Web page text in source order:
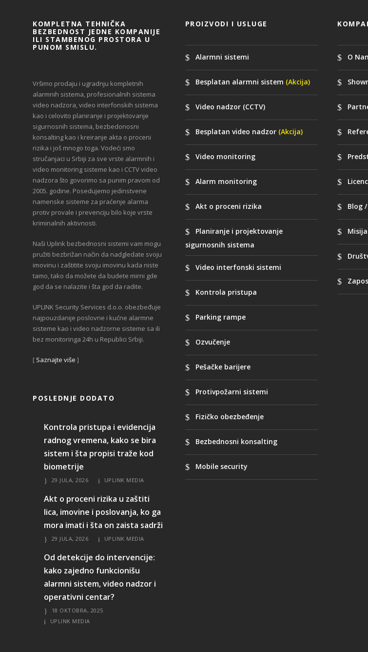
KOMPLETNA TEHNIČKA
BEZBEDNOST JEDNE KOMPANIJE
ILI STAMBENOG PROSTORA U
PUNOM SMISLU.
Vršimo prodaju i ugradnju kompletnih
alarmnih sistema, profesionalnih sistema
video nadzora, video interfonskih sistema
kao i celovito planiranje i projektovanje
sigurnosnih sistema, bezbedonosni
konsalting kao i kreiranje akta o proceni
rizika i još mnogo toga. Vodeći smo
stručanjaci u Srbiji za sve vrste alarmnih i
video monitoring sisteme kao i CCTV video
nadzora što govorimo sa punim pravom od
2005. godine. Posedujemo jedinstvene
namenske sisteme za praćenje alarma
protiv provale i prevenciju bilo koje vrste
kriminalnih aktivnosti.
Naši Uplink bezbednosni sistemi vam mogu
pružiti bezbrižan način da nadgledate svoju
imovinu i zaštitite svoju imovinu kada niste
tamo, tako da možete da budete mirni gde
god da se nalazite i šta god da radite.
UPLINK Security Services d.o.o. obezbeđuje
najpouzdanije poslovne i kućne alarmne
sisteme kao i video nadzorne sisteme sa ili
bez monitoringa 24h u Republici Srbiji.
[ Saznajte više ]
POSLEDNJE DODATO
Kontrola pristupa i evidencija
radnog vremena, kako se bira
sistem i šta propisi traže kod
biometrije
29 JULA, 2026 UPLINK MEDIA
Akt o proceni rizika u zaštiti
lica, imovine i poslovanja, ko ga
mora imati i šta on zaista sadrži
29 JULA, 2026 UPLINK MEDIA
Od detekcije do intervencije:
kako zajedno funkcionišu
alarmni sistem, video nadzor i
operativni centar?
18 OKTOBRA, 2025
UPLINK MEDIA
PROIZVODI I USLUGE
Alarmni sistemi
Besplatan alarmni sistem (Akcija)
Video nadzor (CCTV)
Besplatan video nadzor (Akcija)
Video monitoring
Alarm monitoring
Akt o proceni rizika
Planiranje i projektovanje
sigurnosnih sistema
Video interfonski sistemi
Kontrola pristupa
Parking rampe
Ozvučenje
Pešačke barijere
Protivpožarni sistemi
Fizičko obezbeđenje
Bezbednosni konsalting
Mobile security
O
Blog